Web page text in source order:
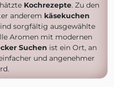
Kochrezepte. Zu den
anderem käsekuchen
sorgfältig ausgewählte
Aromen mit modernen
Suchen ist ein Ort, an
und angenehmer